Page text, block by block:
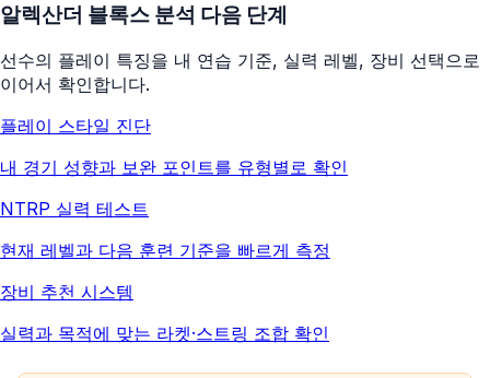
알렉산더 블록스 분석 다음 단계
선수의 플레이 특징을 내 연습 기준, 실력 레벨, 장비 선택으로
이어서 확인합니다.
플레이 스타일 진단
내 경기 성향과 보완 포인트를 유형별로 확인
NTRP 실력 테스트
현재 레벨과 다음 훈련 기준을 빠르게 측정
장비 추천 시스템
실력과 목적에 맞는 라켓·스트링 조합 확인